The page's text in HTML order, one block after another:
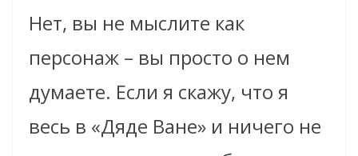
Нет, вы не мыслите как
персонаж – вы просто о нем
думаете. Если я скажу, что я
весь в «Дяде Ване» и ничего не